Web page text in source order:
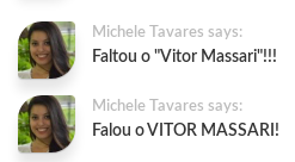
Michele Tavares says:
Faltou o "Vitor Massari"!!!
Michele Tavares says:
Falou o VITOR MASSARI!